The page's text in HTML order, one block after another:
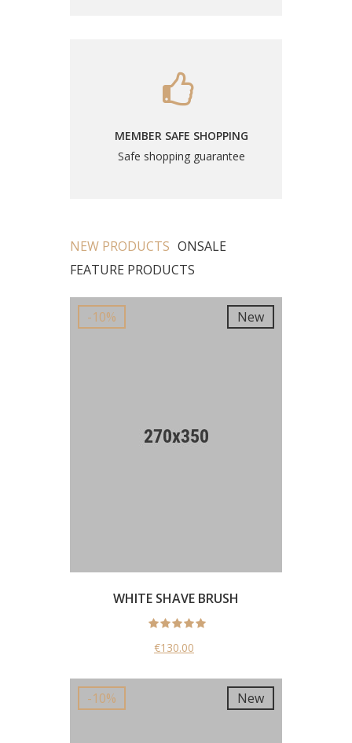
MEMBER SAFE SHOPPING
Safe shopping guarantee
NEW PRODUCTS ONSALE
FEATURE PRODUCTS
-10% New
WHITE SHAVE BRUSH
€130.00
-10% New